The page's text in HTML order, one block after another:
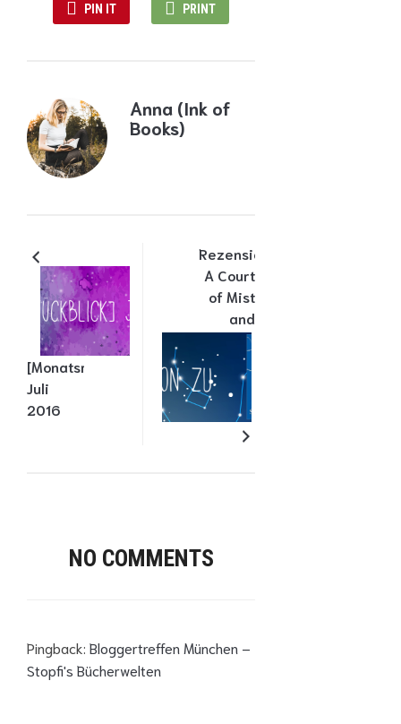
PIN IT PRINT
Anna (Ink of
Books)
[Monatsrückblick]
Juli
2016
Rezension:
A Court
of Mist
and
Fury
NO COMMENTS
Pingback: Bloggertreffen München –
Stopfi's Bücherwelten